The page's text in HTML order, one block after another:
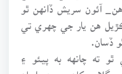
آئون سريش ڏانهن ٿو
هن يار جي چهري تي
ڏسان.
ته چانهه به پيئو ۽
گلاس کان پوءِ هو اسان